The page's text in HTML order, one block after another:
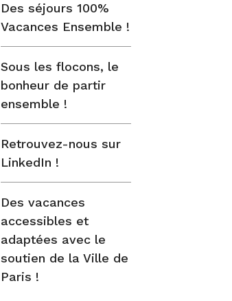
Des séjours 100%
Vacances Ensemble !
Sous les flocons, le
bonheur de partir
ensemble !
Retrouvez-nous sur
LinkedIn !
Des vacances
accessibles et
adaptées avec le
soutien de la Ville de
Paris !